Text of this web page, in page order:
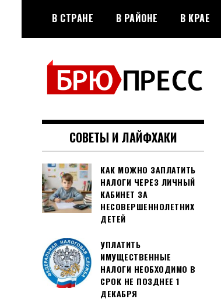
содержимому
В СТРАНЕ В РАЙОНЕ В КРАЕ
БРЮПРЕСС
Официальный сайт газеты
"Брюховецкие новости"
СОВЕТЫ И ЛАЙФХАКИ
КАК МОЖНО ЗАПЛАТИТЬ
НАЛОГИ ЧЕРЕЗ ЛИЧНЫЙ
КАБИНЕТ ЗА
НЕСОВЕРШЕННОЛЕТНИХ
ДЕТЕЙ
УПЛАТИТЬ
ИМУЩЕСТВЕННЫЕ
НАЛОГИ НЕОБХОДИМО В
СРОК НЕ ПОЗДНЕЕ 1
ДЕКАБРЯ